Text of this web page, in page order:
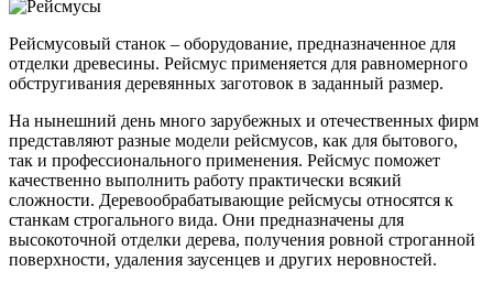
Рейсмусовый станок – оборудование, предназначенное для
отделки древесины. Рейсмус применяется для равномерного
обстругивания деревянных заготовок в заданный размер.
На нынешний день много зарубежных и отечественных фирм
представляют разные модели рейсмусов, как для бытового,
так и профессионального применения. Рейсмус поможет
качественно выполнить работу практически всякий
сложности. Деревообрабатывающие рейсмусы относятся к
станкам строгального вида. Они предназначены для
высокоточной отделки дерева, получения ровной строганной
поверхности, удаления заусенцев и других неровностей.